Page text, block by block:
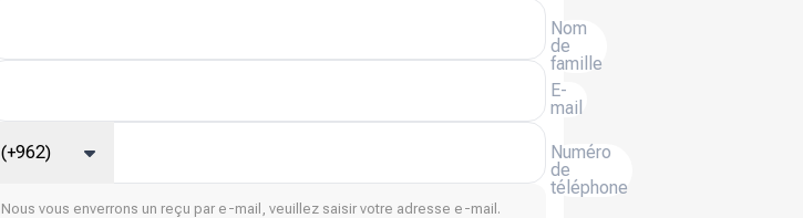
Nom
de
famille
E-
mail
Numéro
de
téléphone
(+962)
Nous vous enverrons un reçu par e-mail, veuillez saisir votre adresse e-mail.